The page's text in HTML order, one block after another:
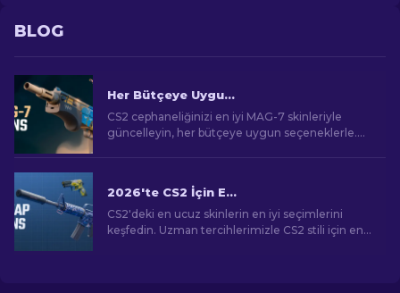
BLOG
Her Bütçeye Uygun CS2 İçin En İyi MAG-7 Skinleri
CS2 cephaneliğinizi en iyi MAG-7 skinleriyle
güncelleyin, her bütçeye uygun seçeneklerle.
2026'te CS2 İçin En Ucuz Skinler
CS2'deki en ucuz skinlerin en iyi seçimlerini
keşfedin. Uzman tercihlerimizle CS2 stili için en